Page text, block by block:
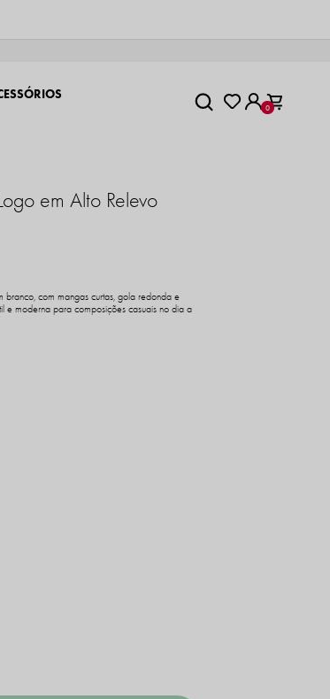
0
em Alto Relevo
branco, com mangas curtas, gola redonda e
e moderna para composições casuais no dia a